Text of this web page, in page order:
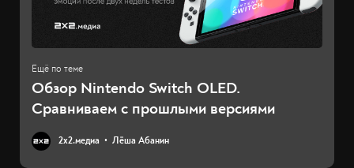
Обзор Nintendo Switch OLED.
Сравниваем с прошлыми версиями
2х2.медиа Лёша Абанин